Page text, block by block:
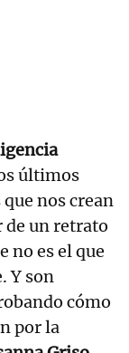
últimos
nos crean
de un retrato
no es el que
Y son
cómo
por la